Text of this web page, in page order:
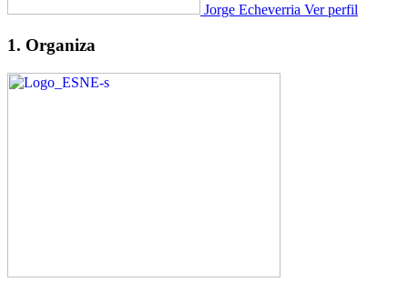
Jorge Echeverria Ver perfil
1. Organiza